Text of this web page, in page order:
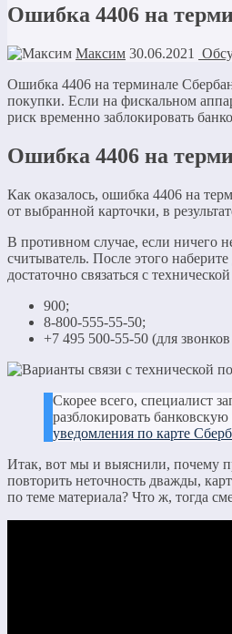
Ошибка 4406 на
Максим 30.06.2021
Ошибка 4406 на терминале
покупки. Если на фискальном
риск временно заблокировать
Ошибка 4406 на
Как оказалось, ошибка 4406 на
от выбранной карточки, в
В противном случае, если ничего
считыватель. После этого
достаточно связаться с
900;
8-800-555-55-50;
+7 495 500-55-50 (для
Скорее всего, специалист
разблокировать
уведомления по карте
Итак, вот мы и выяснили, почему
повторить неточность дважды,
по теме материала? Что ж, тогда